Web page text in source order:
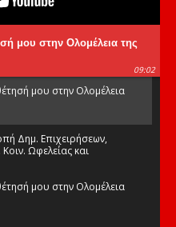
μου στην Ολομέλεια της
09:02
μου στην Ολομέλεια
Δημ. Επιχειρήσεων,
Ωφελείας και
μου στην Ολομέλεια